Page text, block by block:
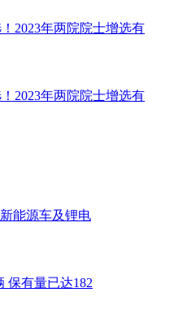
2023年两院院士增选有
2023年两院院士增选有
能源车及锂电
保有量已达182